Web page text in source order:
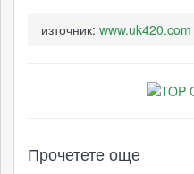
източник: www.uk420.com
Прочетете още